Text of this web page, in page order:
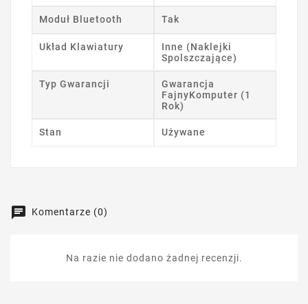
Moduł Bluetooth Tak
Układ Klawiatury
Inne (Naklejki
Spolszczające)
Typ Gwarancji
Gwarancja
FajnyKomputer (1
Rok)
Stan Używane
Komentarze (0)
Na razie nie dodano żadnej recenzji.